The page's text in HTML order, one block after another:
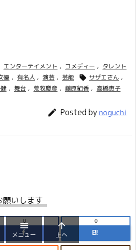
エンターテイメント , コメディー , タレント
優 , 有名人 , 演芸 , 芸能  サザエさん ,
, 舞台 , 荒牧慶彦 , 藤原紀香 , 高橋恵子
 Posted bynoguchi
願いします
0
B!
0

メニュー

上へ